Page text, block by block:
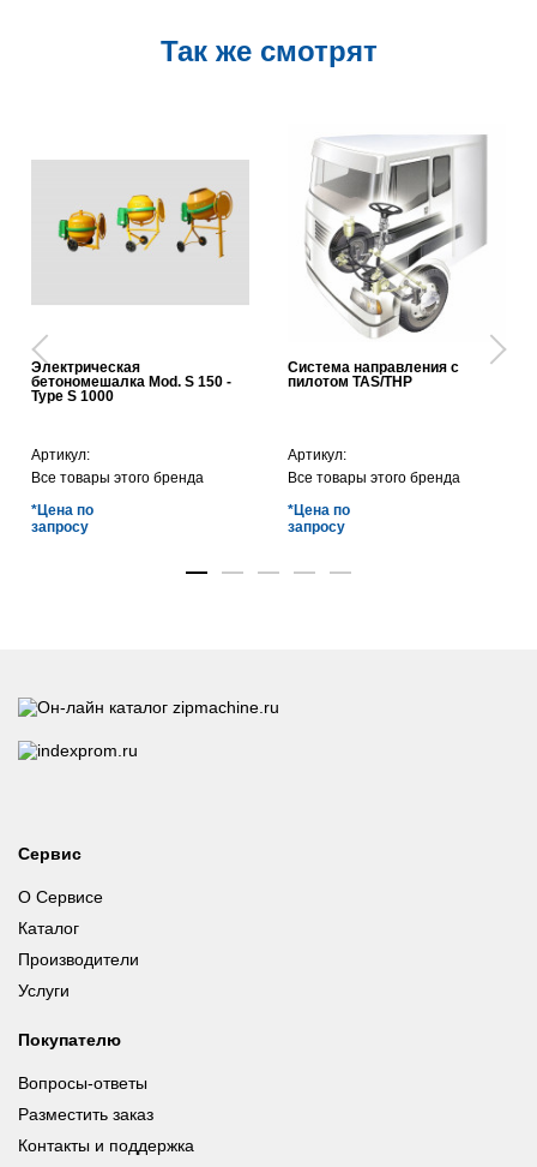
Так же смотрят
Электрическая
бетономешалка Mod. S 150 -
Type S 1000
Артикул:
Все товары этого бренда
*Цена по
запросу
Система направления с
пилотом TAS/THP
Артикул:
Все товары этого бренда
*Цена по
запросу
Сервис
О Сервисе
Каталог
Производители
Услуги
Покупателю
Вопросы-ответы
Разместить заказ
Контакты и поддержка